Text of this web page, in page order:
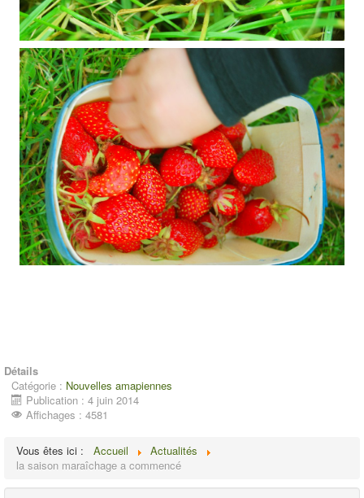
Détails
Catégorie : Nouvelles amapiennes
Publication : 4 juin 2014
Affichages : 4581
Vous êtes ici : Accueil
Actualités
la saison maraîchage a commencé